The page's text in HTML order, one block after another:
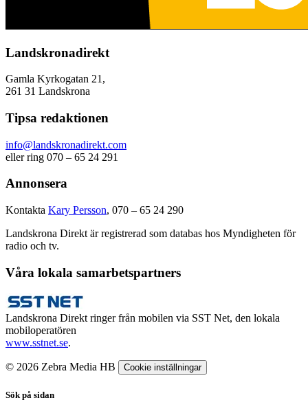
Landskronadirekt
Gamla Kyrkogatan 21,
261 31 Landskrona
Tipsa redaktionen
info@landskronadirekt.com
eller ring 070 – 65 24 291
Annonsera
Kontakta Kary Persson, 070 – 65 24 290
Landskrona Direkt är registrerad som databas hos Myndigheten för
radio och tv.
Våra lokala samarbetspartners
Landskrona Direkt ringer från mobilen via SST Net, den lokala
mobiloperatören
www.sstnet.se.
© 2026 Zebra Media HB Cookie inställningar
Sök på sidan